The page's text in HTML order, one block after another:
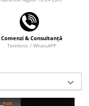
Comenzi & Consultanță
Telefonic / WhatsAPP